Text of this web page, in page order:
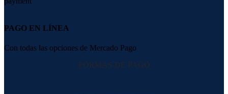
PAGO EN LÍNEA
Con todas las opciones de Mercado Pago
FORMAS DE PAGO